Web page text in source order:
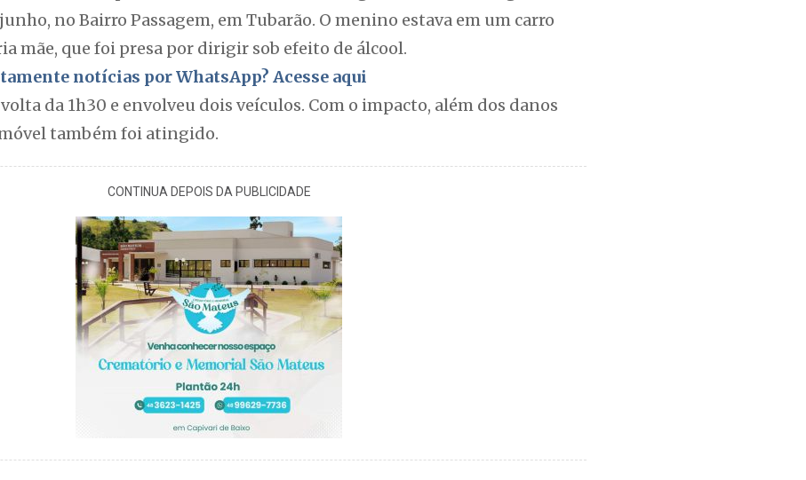
no Bairro Passagem, em Tubarão. O menino estava em um carro
mãe, que foi presa por dirigir sob efeito de álcool.
notícias por WhatsApp? Acesse aqui
da 1h30 e envolveu dois veículos. Com o impacto, além dos danos
também foi atingido.
CONTINUA DEPOIS DA PUBLICIDADE